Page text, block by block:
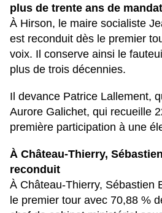
plus de trente ans de mandat
À Hirson, le maire socialiste
est reconduit dès le premier
voix. Il conserve ainsi le
plus de trois décennies.
Il devance Patrice Lallement,
Aurore Galichet, qui recueille
première participation à une
À Château-Thierry,
reconduit
À Château-Thierry, Sébastien
le premier tour avec 70,88 %